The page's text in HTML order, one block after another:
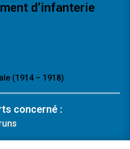
d’infanterie
(1914 – 1918)
concerné :